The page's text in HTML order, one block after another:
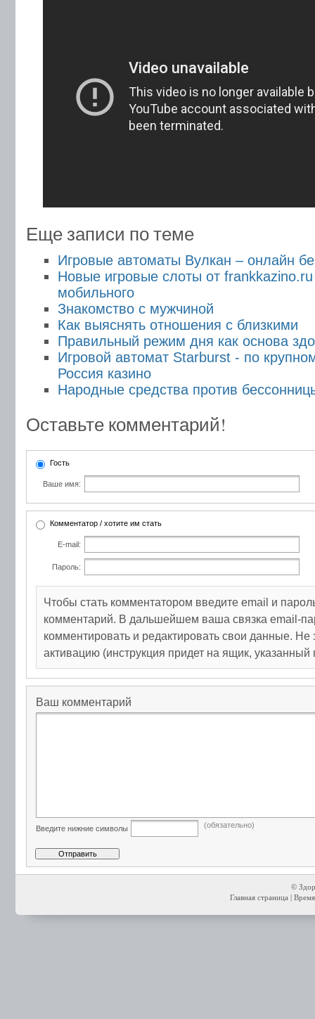
Еще записи по теме
Игровые автоматы Вулкан – онлайн
Новые игровые слоты от frankkazino.ru
мобильного
Знакомство с мужчиной
Как выяснять отношения с близкими
Правильный режим дня как основа
Игровой автомат Starburst - по
Россия казино
Народные средства против
Оставьте комментарий!
Гость
Ваше имя:
Комментатор / хотите им стать
E-mail:
Пароль:
Чтобы стать комментатором введите email и
комментарий. В дальшейшем ваша связка email-
комментировать и редактировать свои данные. Не
активацию (инструкция придет на ящик, указанный
Ваш комментарий
Введите нижние символы (обязательно)
©
Главная страница |